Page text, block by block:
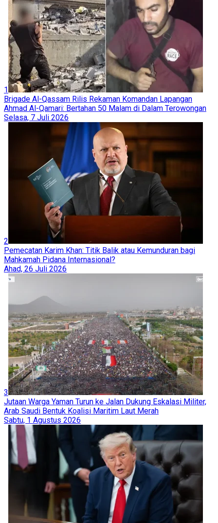
1
Brigade Al-Qassam Rilis Rekaman Komandan Lapangan
Ahmad Al-Qamari: Bertahan 50 Malam di Dalam Terowongan
Selasa, 7 Juli 2026
2
Pemecatan Karim Khan: Titik Balik atau Kemunduran bagi
Mahkamah Pidana Internasional?
Ahad, 26 Juli 2026
3
Jutaan Warga Yaman Turun ke Jalan Dukung Eskalasi Militer,
Arab Saudi Bentuk Koalisi Maritim Laut Merah
Sabtu, 1 Agustus 2026